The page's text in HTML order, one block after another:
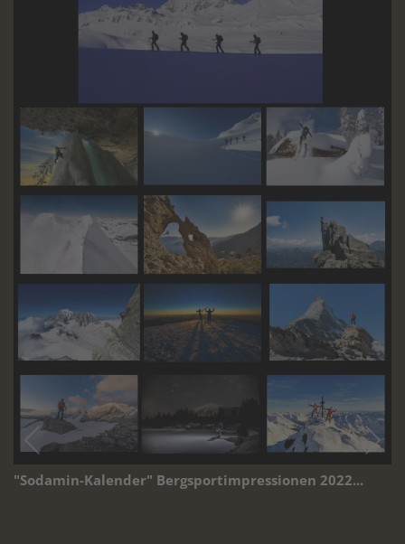
"Sodamin-Kalender" Bergsportimpressionen 2022...